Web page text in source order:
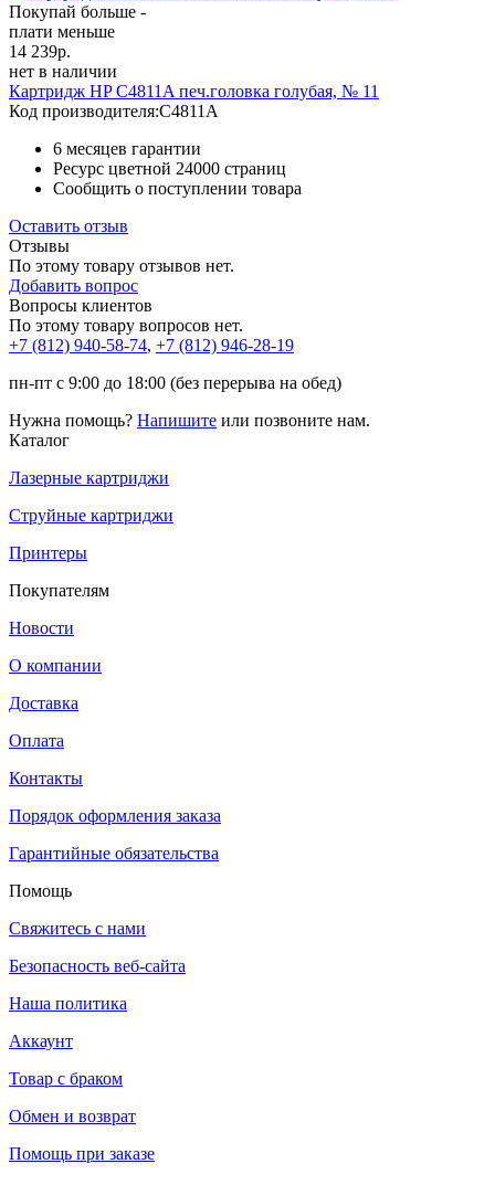
Покупай больше -
плати меньше
14 239р.
нет в наличии
Картридж HP C4811A печ.головка голубая, № 11
Код производителя:C4811A
6 месяцев гарантии
Ресурс цветной 24000 страниц
Сообщить о поступлении товара
Оставить отзыв
Отзывы
По этому товару отзывов нет.
Добавить вопрос
Вопросы клиентов
По этому товару вопросов нет.
+7 (812) 940-58-74, +7 (812) 946-28-19
пн-пт с 9:00 до 18:00 (без перерыва на обед)
Нужна помощь? Напишите или позвоните нам.
Каталог
Лазерные картриджи
Струйные картриджи
Принтеры
Покупателям
Новости
О компании
Доставка
Оплата
Контакты
Порядок оформления заказа
Гарантийные обязательства
Помощь
Свяжитесь с нами
Безопасность веб-сайта
Наша политика
Аккаунт
Товар с браком
Обмен и возврат
Помощь при заказе